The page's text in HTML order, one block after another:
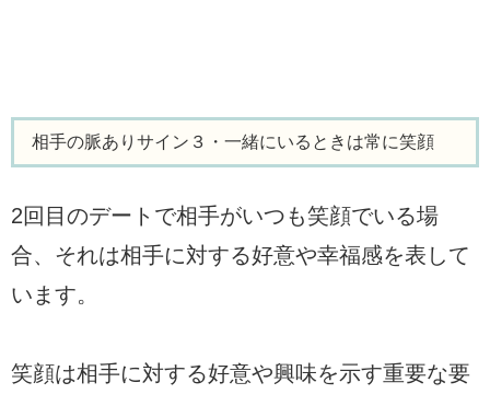
相手の脈ありサイン３・一緒にいるときは常に笑顔
2回目のデートで相手がいつも笑顔でいる場
合、それは相手に対する好意や幸福感を表して
います。
笑顔は相手に対する好意や興味を示す重要な要